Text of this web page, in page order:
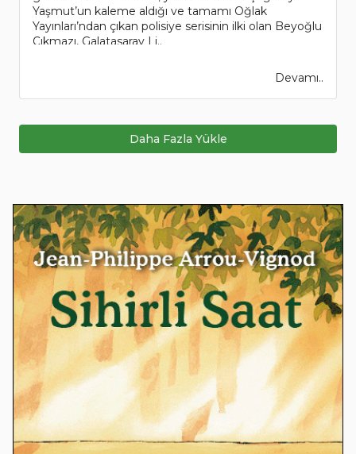
Yaşmut’un kaleme aldığı ve tamamı Oğlak
Yayınları’ndan çıkan polisiye serisinin ilki olan Beyoğlu
Çıkmazı, Galatasaray Li..
Devamı..
Daha Fazla Yükle